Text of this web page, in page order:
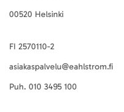
00520 Helsinki
FI 2570110-2
asiakaspalvelu@eahlstrom.fi
Puh. 010 3495 100